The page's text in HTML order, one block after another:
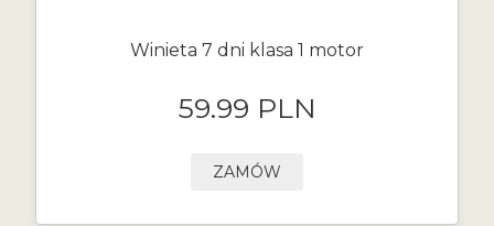
Winieta 7 dni klasa 1 motor
59.99 PLN
ZAMÓW